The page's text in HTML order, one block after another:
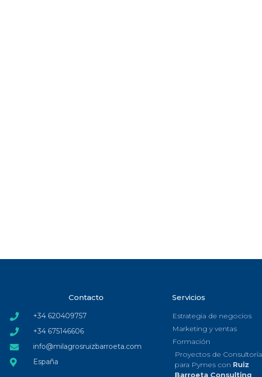
Contacto
+34 620409757
+34 675146606
info@milagrosruizbarroeta.com
España
Servicios
Estrategia de negocios
Marketing y ventas
Formación
Proyectos de Consultoría
para Pymes con Ruiz
Barroeta Consulting